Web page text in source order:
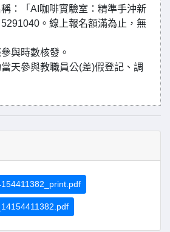
：「AI咖啡實驗室：精準手沖新
。線上報名額滿為止，無
與時數核發。
天參與教職員公(差)假登記、調